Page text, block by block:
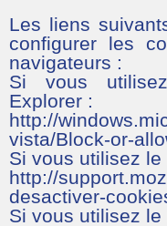
Les liens
configurer les
navigateurs :
Si vous
Explorer :
http://
vista/Block-or-
Si vous utilisez
http://
desactiver-
Si vous utilisez